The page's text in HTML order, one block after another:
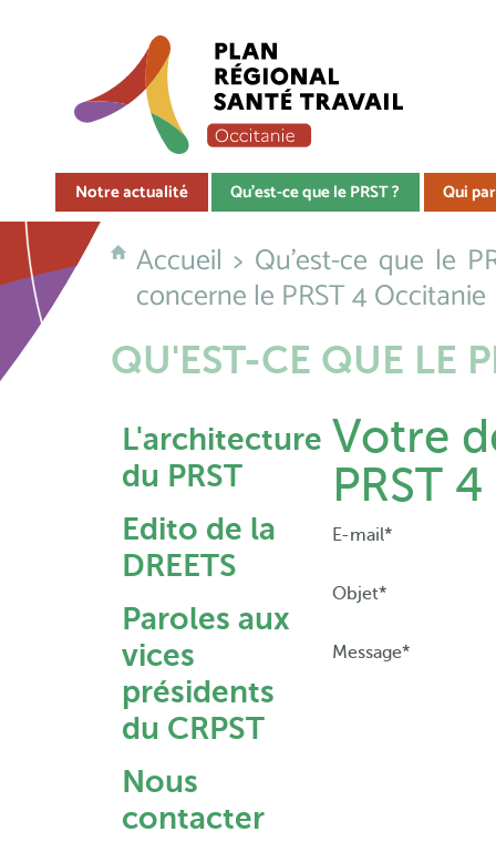
Notre actualité Qu'est-ce que le PRST ? Qui
Accueil > Qu'est-ce que le
concerne le PRST 4 Occitanie
QU'EST-CE QUE LE
L'architecture
du PRST
Edito de la
DREETS
Paroles aux
vices
présidents
du CRPST
Nous
contacter
Votre
PRST
E-mail*
Objet*
Message*